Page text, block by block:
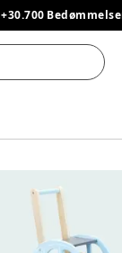
+30.700